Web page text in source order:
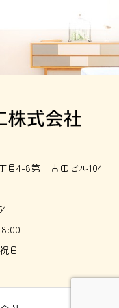
目4-8第一古田ビル104
日